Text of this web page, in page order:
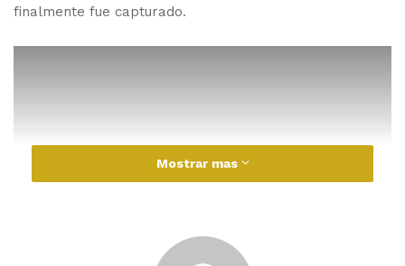
finalmente fue capturado.
Hasta el momento, se desconoce la razón de su
Mostrar mas